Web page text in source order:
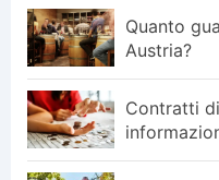
Quanto
Austria?
Contratti